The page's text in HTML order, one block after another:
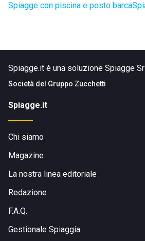
Spiagge con piscina e posto barca
Spiagge.it è una soluzione Spiagge
Società del Gruppo Zucchetti
Spiagge.it
Chi siamo
Magazine
La nostra linea editoriale
Redazione
F.A.Q.
Gestionale Spiaggia